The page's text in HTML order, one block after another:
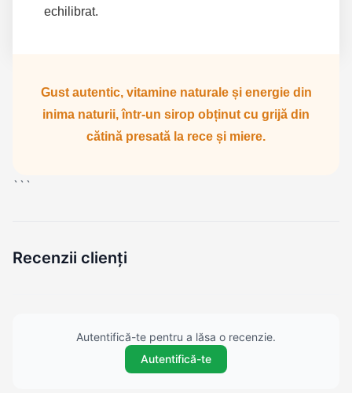
echilibrat.
Gust autentic, vitamine naturale și energie din
inima naturii, într-un sirop obținut cu grijă din
cătină presată la rece și miere.
```
Recenzii clienți
Autentifică-te pentru a lăsa o recenzie.
Autentifică-te